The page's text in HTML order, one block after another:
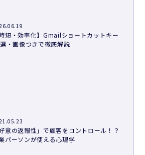
時短・効率化】Gmailショートカットキー
・画像つきで徹底解説
好意の返報性」で顧客をコントロール！？
パーソンが使える心理学